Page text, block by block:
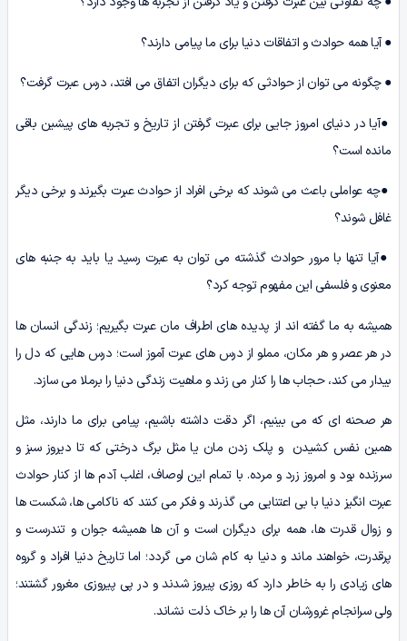
● آیا همه حوادث و اتفاقات دنیا برای ما پیامی دارند؟
● چگونه می توان از حوادثی که برای دیگران اتفاق می افتد، درس عبرت گرفت؟
●آیا در دنیای امروز جایی برای عبرت گرفتن از تاریخ و تجربه های پیشین باقی
مانده است؟
●چه عواملی باعث می شوند که برخی افراد از حوادث عبرت بگیرند و برخی دیگر
غافل شوند؟
●آیا تنها با مرور حوادث گذشته می توان به عبرت رسید یا باید به جنبه های
معنوی و فلسفی این مفهوم توجه کرد؟
همیشه به ما گفته اند از پدیده های اطراف مان عبرت بگیریم؛ زندگى انسان ها
در هر عصر و هر مکان، مملو از درس هاى عبرت آموز است؛ درس هایی که دل را
بیدار مى کند، حجاب ها را کنار مى زند و ماهیت زندگى دنیا را برملا مى سازد.
هر صحنه ای که می بینیم، اگر دقت داشته باشیم، پیامی برای ما دارند، مثل
همین نفس کشیدن و پلک زدن مان یا مثل برگ درختی که تا دیروز سبز و
سرزنده بود و امروز زرد و مرده. با تمام این اوصاف، اغلب آدم ها از کنار حوادث
عبرت انگیز دنیا با بی اعتنایی می گذرند و فکر می کنند که ناکامى ها، شکست ها
و زوال قدرت ها، همه براى دیگران است و آن ها همیشه جوان و تندرست و
پرقدرت، خواهند ماند و دنیا به کام شان مى گردد؛ اما تاریخ دنیا افراد و گروه
هاى زیادى را به خاطر دارد که روزى پیروز شدند و در پى پیروزى مغرور گشتند؛
ولى سرانجام غرورشان آن ها را بر خاک ذلت نشاند.